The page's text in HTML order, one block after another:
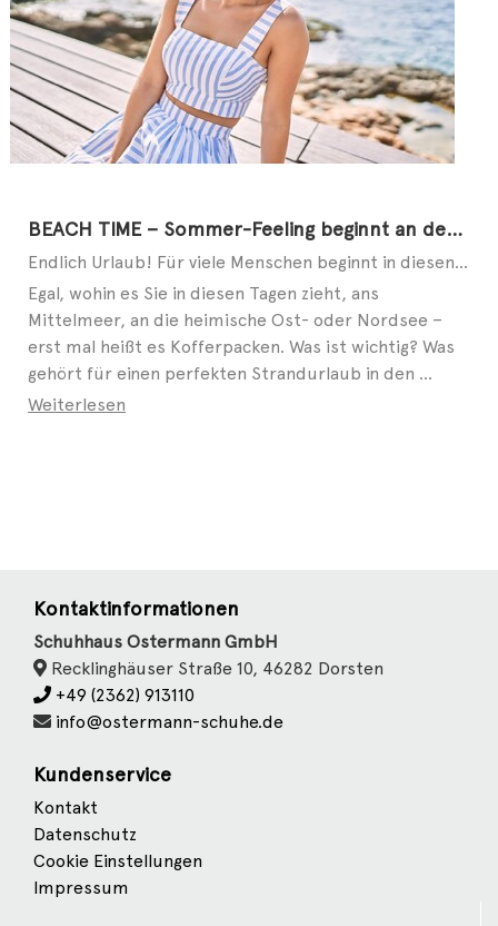
BEACH TIME – Sommer-Feeling beginnt an den Füßen
Endlich Urlaub! Für viele Menschen beginnt in diesen Tagen die schönste Zeit des Jahres. Ob allein, ...
Egal, wohin es Sie in diesen Tagen zieht, ans
Mittelmeer, an die heimische Ost- oder Nordsee –
erst mal heißt es Kofferpacken. Was ist wichtig? Was
gehört für einen perfekten Strandurlaub in den ...
Weiterlesen
Kontaktinformationen
Schuhhaus Ostermann GmbH
Recklinghäuser Straße 10, 46282 Dorsten
+49 (2362) 913110
info@ostermann-schuhe.de
Kundenservice
Kontakt
Datenschutz
Cookie Einstellungen
Impressum